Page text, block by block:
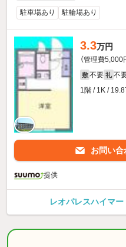
駐車場あり 駐輪場あり
3.3万円
（管理費5,000
敷 不要 礼 不
1階 / 1K /
お問い合
提供
レオパレスハイマ